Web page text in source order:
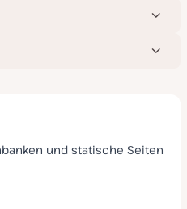
und statische Seiten